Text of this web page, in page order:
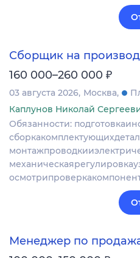
Сборщик на
160 000–260 000 ₽
03 августа 2026 Москва
Каплунов Николай
Обязанности:
Менеджер по